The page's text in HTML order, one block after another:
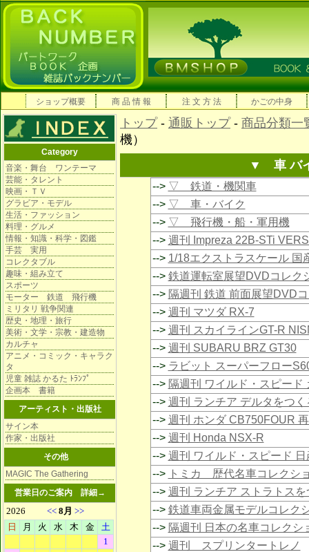
ショップ概要 商 品 情 報 注 文 方 法 かごの中身
Category
音楽・舞台 ワンテーマ
芸能・タレント
映画・ＴＶ
グラビア・モデル
生活・ファッション
料理・グルメ
情報・知識・科学・図鑑
手芸 実用
コレクタブル
趣味・組み立て
スポーツ
モーター 鉄道 飛行機
ミリタリ 戦争関連
歴史・地理・旅行
美術・文学・宗教・建造物
カルチャ
アニメ・コミック・キャラク
タ
児童 雑誌 かるた ﾄﾗﾝﾌﾟ
企画本 書籍
アーティスト・出版社
サイン本
作家・出版社
その他
MAGIC The Gathering
営業日のご案内 詳細→
トップ- 通販トップ- 商品分類一
機）
▼ 車 バ
--> ▽ 鉄道・機関車
--> ▽ 車・バイク
--> ▽ 飛行機・船・軍用機
--> 週刊 Impreza 22B-STi
--> 1/18エクストラスケール 国
--> 鉄道運転室展望DVDコレク
--> 隔週刊 鉄道 前面展望DVD
--> 週刊 マツダ RX-7
--> 週刊 スカイラインGT-R
--> 週刊 SUBARU BRZ GT30
--> ラビット スーパーフロー
--> 隔週刊 ワイルド・スピード
--> 週刊 ランチア デルタをつく
--> 週刊 ホンダ CB750FOUR
--> 週刊 Honda NSX-R
--> 週刊 ワイルド・スピード
--> トミカ 歴代名車コレクシ
--> 週刊 ランチア ストラトスを
--> 鉄道車両金属モデルコレク
--> 隔週刊 日本の名車コレクシ
--> 週刊 スプリンタートレノ